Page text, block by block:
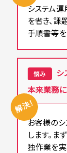
システム
を省き、課
手順書等
悩み
シ
本来業務に
解決!
お客様のシ
します。ま
独作業を実